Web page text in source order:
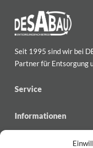
Seit 1995 sind wir bei
Partner für Entsorgung
Service
Informationen